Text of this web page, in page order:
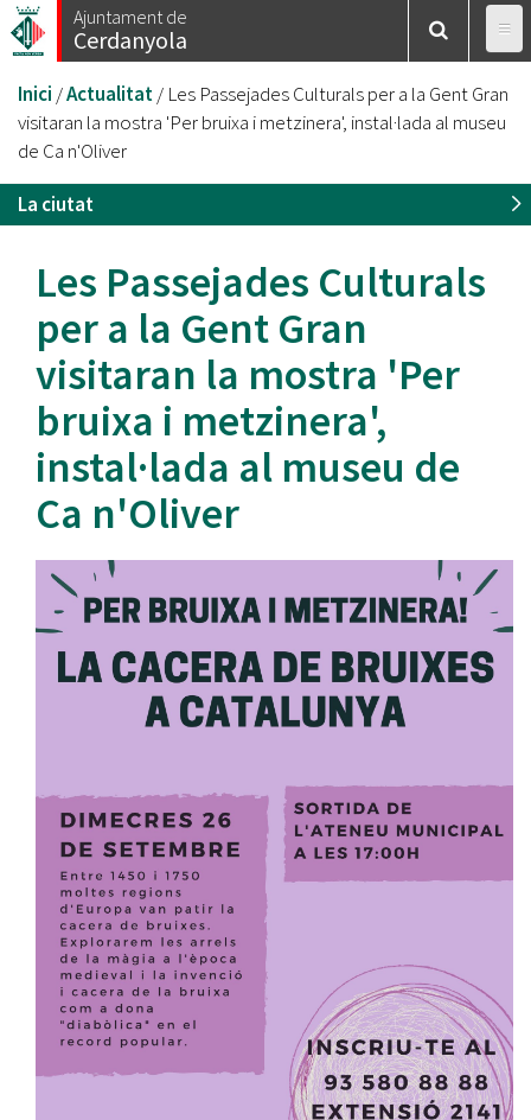
Vés
al
Ajuntament de
Cerdanyola
Esteu
aquí
Inici /Actualitat/ Les Passejades Culturals per a la Gent Gran
visitaran la mostra 'Per bruixa i metzinera', instal·lada al museu
de Ca n'Oliver
La ciutat
Les Passejades Culturals
per a la Gent Gran
visitaran la mostra 'Per
bruixa i metzinera',
instal·lada al museu de
Ca n'Oliver